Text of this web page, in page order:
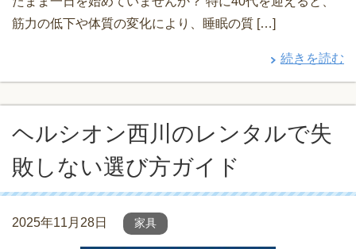
筋力の低下や体質の変化により、睡眠の質 […]
続きを読む
ヘルシオン西川のレンタルで失
敗しない選び方ガイド
2025年11月28日 家具